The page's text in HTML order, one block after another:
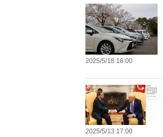
2025/5/18 16:00
2025/5/13 17:00